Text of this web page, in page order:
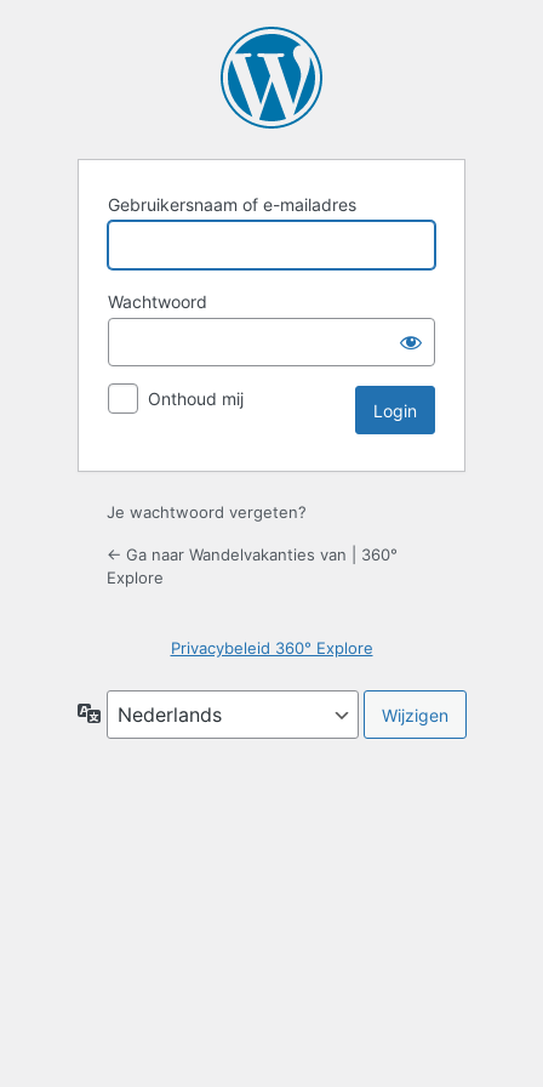
Gebruikersnaam of e-mailadres
Wachtwoord
Onthoud mij
Je wachtwoord vergeten?
← Ga naar Wandelvakanties van | 360°
Explore
Privacybeleid 360° Explore
Taal